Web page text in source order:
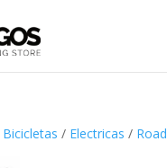
Bicicletas / Electricas / Road